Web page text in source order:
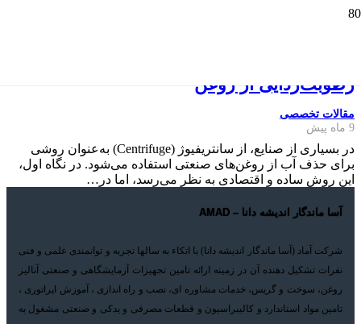
رطوبت‌زدایی از روغن
مقالات تخصصی
9 ماه پیش
در بسیاری از صنایع، از سانتریفیوژ (Centrifuge) به‌عنوان روشی
برای حذف آب از روغن‌های صنعتی استفاده می‌شود. در نگاه اول،
این روش ساده و اقتصادی به نظر می‌رسد، اما در…
آسا ماندگار اندیشه دانا – AMAD
شرکت آماد (آسا ماندگار اندیشه دانا) با اتکاء به سالها تجربه و توانمندی علمی و فنی
نفرات تشکیل دهنده آن در زمینه ارائه تامین تجهیزات آزمایشگاهی و صنعتی آنالیز
روغن، سوخت و گریس، خدمات مشاوره ای، نصب و راه اندازی ، آموزش اپراتوری ،
تامین مواد استاندارد و کالیبراسیون و قطعات مصرفی و یدکی و صنعتی مشغول به